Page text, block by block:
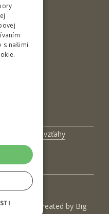
24
vzťahy
Zvolene | Created by Big
s našimi